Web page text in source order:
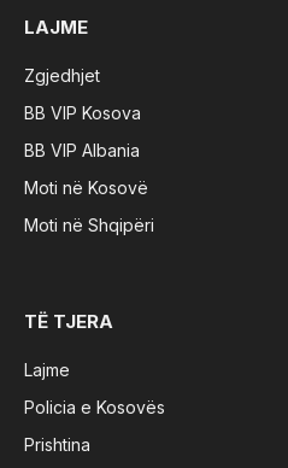
LAJME
Zgjedhjet
BB VIP Kosova
BB VIP Albania
Moti në Kosovë
Moti në Shqipëri
TË TJERA
Lajme
Policia e Kosovës
Prishtina